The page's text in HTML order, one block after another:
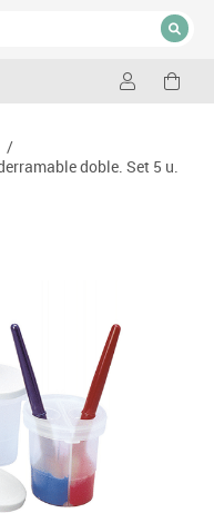
CERRAR
/
doble. Set 5 u.